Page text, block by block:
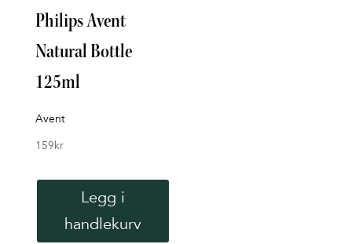
Philips Avent
Natural Bottle
125ml
Avent
159kr
Legg i
handlekurv